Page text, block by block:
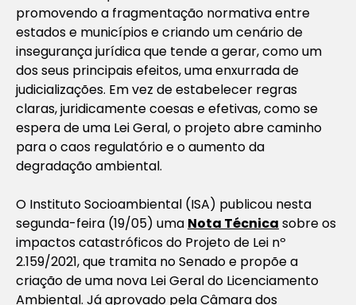
promovendo a fragmentação normativa entre
estados e municípios e criando um cenário de
insegurança jurídica que tende a gerar, como um
dos seus principais efeitos, uma enxurrada de
judicializações. Em vez de estabelecer regras
claras, juridicamente coesas e efetivas, como se
espera de uma Lei Geral, o projeto abre caminho
para o caos regulatório e o aumento da
degradação ambiental.
O Instituto Socioambiental (ISA) publicou nesta
segunda-feira (19/05) uma Nota Técnica sobre os
impactos catastróficos do Projeto de Lei nº
2.159/2021, que tramita no Senado e propõe a
criação de uma nova Lei Geral do Licenciamento
Ambiental. Já aprovado pela Câmara dos